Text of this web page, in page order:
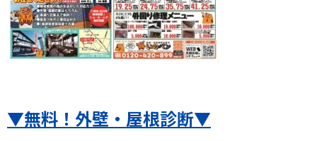
▼無料！外壁・屋根診断▼